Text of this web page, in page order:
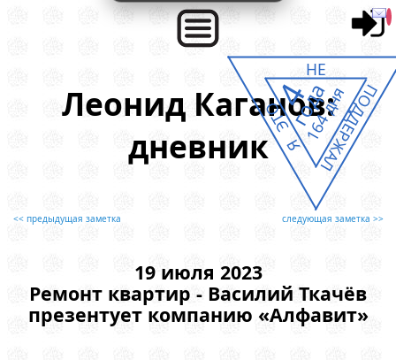
Леонид Каганов:
дневник
<< предыдущая заметка следующая заметка >>
19 июля 2023
Ремонт квартир - Василий Ткачёв
презентует компанию «Алфавит»
Я ЭТО
НЕ
ПОДДЕРЖАЛ
4
года
164 дня